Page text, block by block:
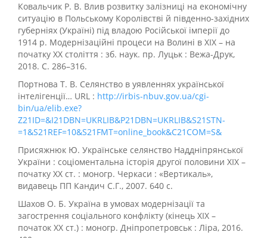
Ковальчик Р. В. Влив розвитку залізниці на економічну
ситуацію в Польському Королівстві й південно-західних
губерніях (Україні) під владою Російської імперії до
1914 р. Модернізаційні процеси на Волині в ХІХ – на
початку ХХ століття : зб. наук. пр. Луцьк : Вежа-Друк,
2018. С. 286–316.
Портнова Т. В. Cелянство в уявленнях української
інтелігенції… URL : http://irbis-nbuv.gov.ua/cgi-
bin/ua/elib.exe?
Z21ID=&I21DBN=UKRLIB&P21DBN=UKRLIB&S21STN-
=1&S21REF=10&S21FMT=online_book&C21COM=S&
Присяжнюк Ю. Українське селянство Наддніпрянської
України : соціоментальна історія другої половини ХІХ –
початку ХХ ст. : моногр. Черкаси : «Вертикаль»,
видавець ПП Кандич С.Г., 2007. 640 с.
Шахов О. Б. Україна в умовах модернізації та
загострення соціального конфлікту (кінець ХІХ –
початок ХХ ст.) : моногр. Дніпропетровськ : Ліра, 2016.